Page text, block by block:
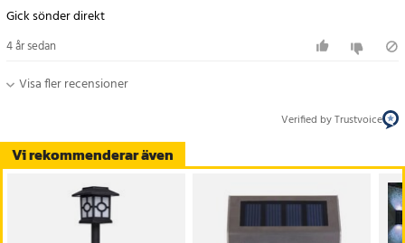
Vi rekommenderar även
Gick sönder direkt
4 år sedan
Visa fler recensioner
Verified by Trustvoice